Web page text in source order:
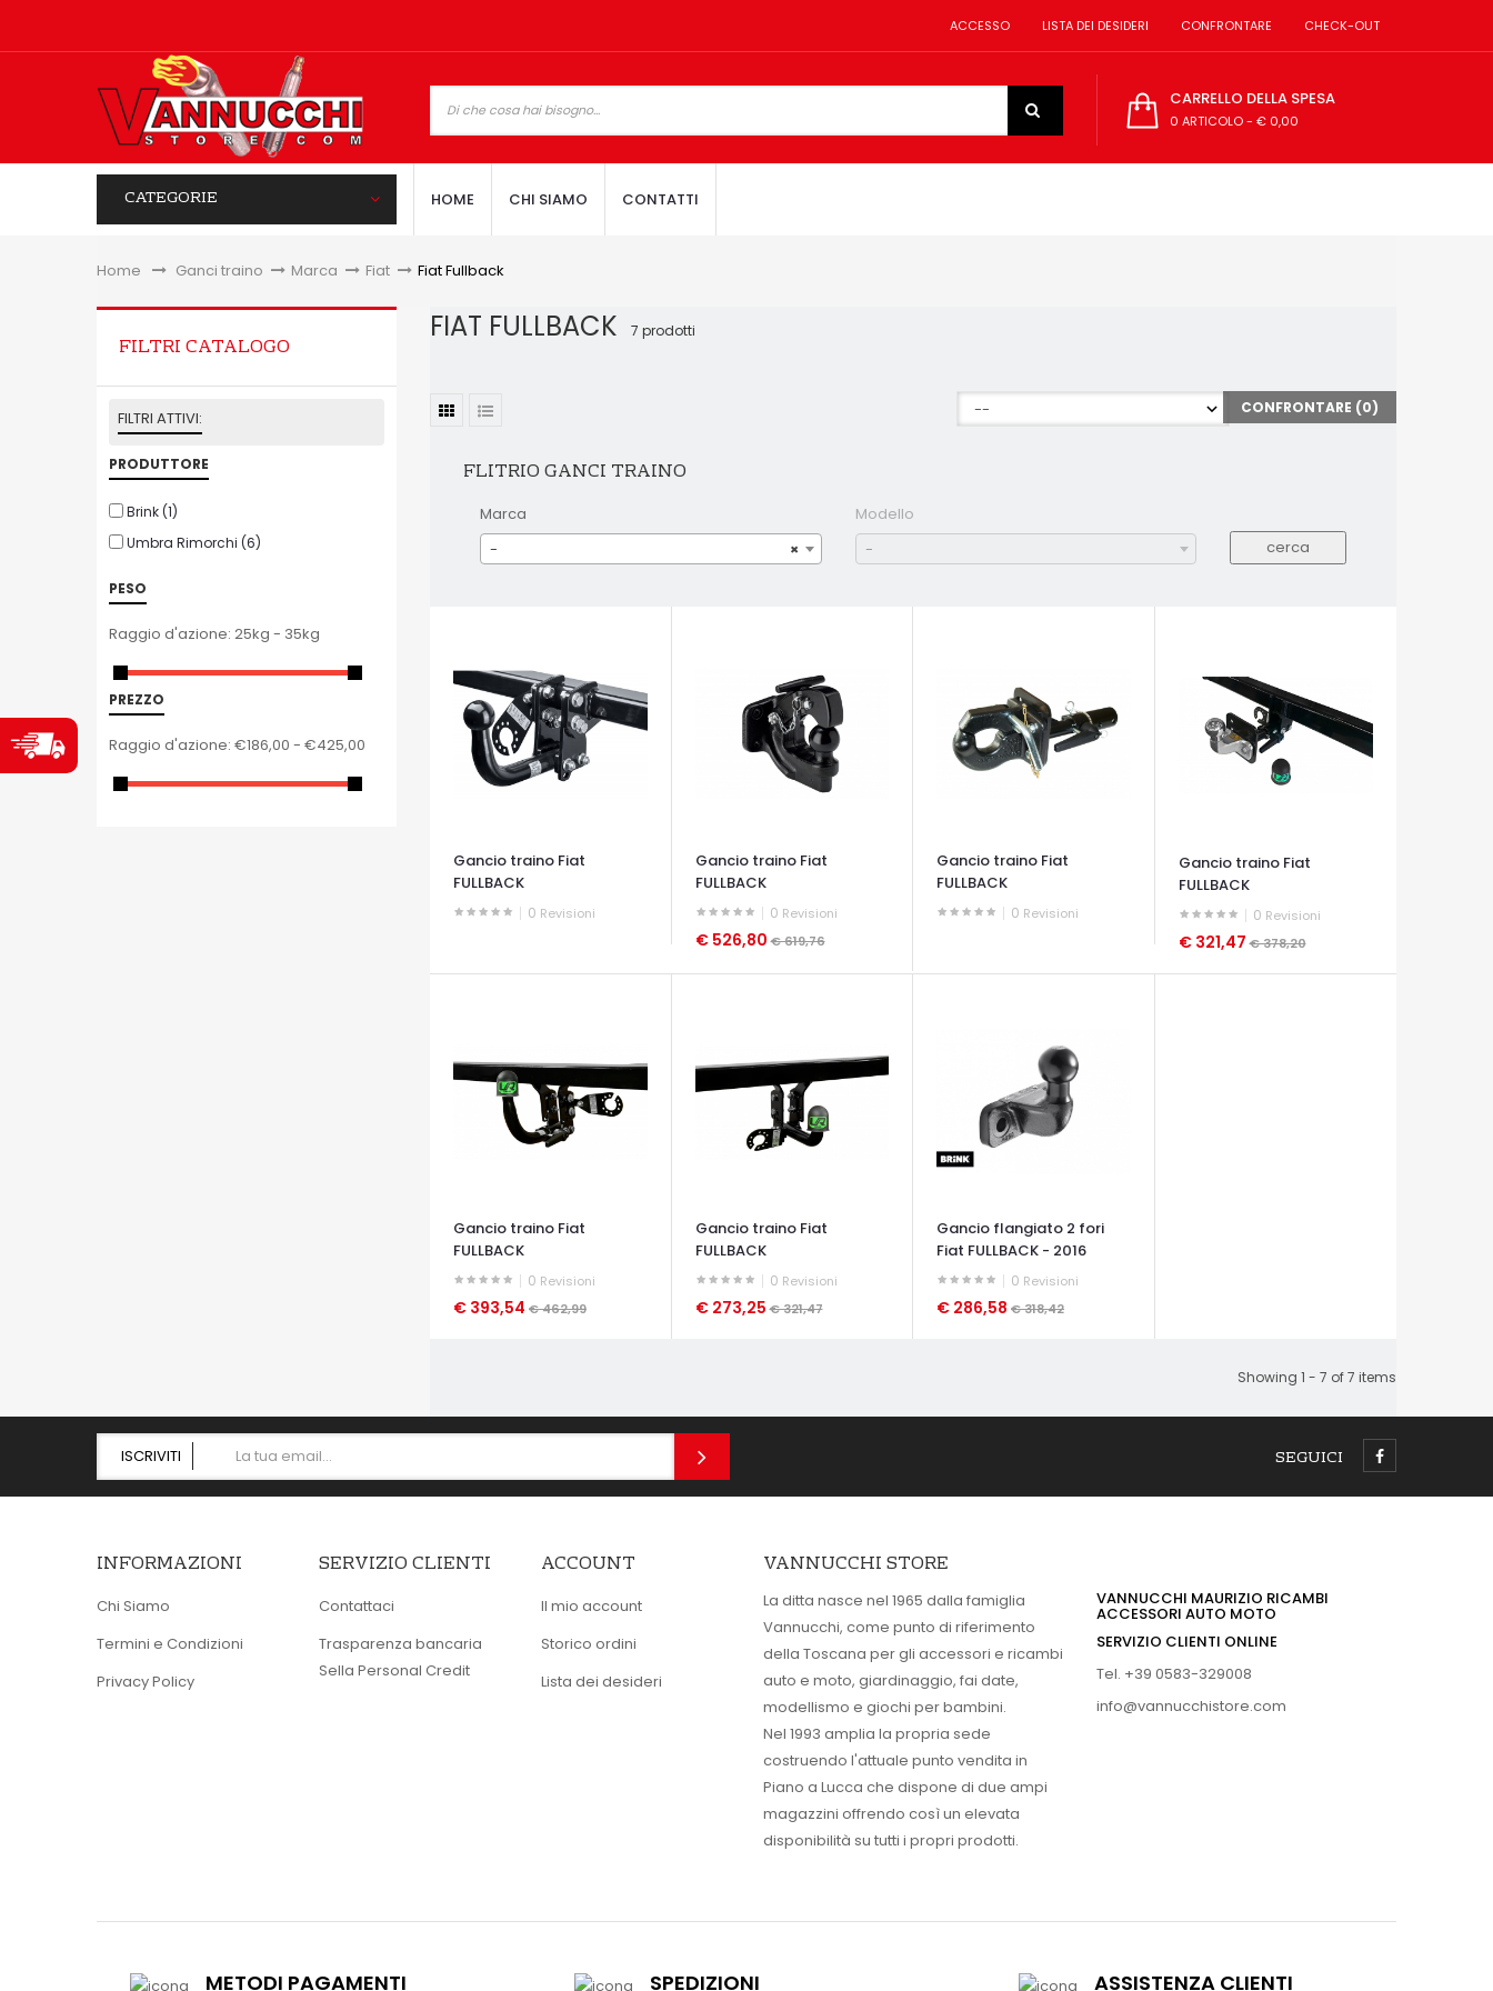
ACCESSO LISTA DEI DESIDERI CONFRONTARE CHECK-OUT
CARRELLO DELLA SPESA
0 ARTICOLO- € 0,00
CATEGORIE HOME CHI SIAMO CONTATTI
Home &gt;Ganci traino > Marca > Fiat > Fiat Fullback
FILTRI CATALOGO
FILTRI ATTIVI:
PRODUTTORE
Brink (1)
Umbra Rimorchi (6)
PESO
Raggio d'azione: 25kg - 35kg
PREZZO
Raggio d'azione: €186,00 - €425,00
FIAT FULLBACK 7 prodotti
CONFRONTARE (0)
FLITRIO GANCI TRAINO
Marca
×
-
Modello
-
Gancio traino Fiat
FULLBACK
0 Revisioni
Gancio traino Fiat
FULLBACK
0 Revisioni
€ 526,80€ 619,76
Gancio traino Fiat
FULLBACK
0 Revisioni
Gancio traino Fiat
FULLBACK
0 Revisioni
€ 321,47€ 378,20
OCCHIATA VELOCE
Gancio traino Fiat
FULLBACK
0 Revisioni
€ 393,54 € 462,99
Gancio traino Fiat
FULLBACK
0 Revisioni
€ 273,25€ 321,47
Gancio flangiato 2 fori
Fiat FULLBACK - 2016
0 Revisioni
€ 286,58 € 318,42
Showing 1 - 7 of 7 items
ISCRIVITI SEGUICI
INFORMAZIONI
Chi Siamo
Termini e Condizioni
Privacy Policy
SERVIZIO CLIENTI
Contattaci
Trasparenza bancaria
Sella Personal Credit
ACCOUNT
Il mio account
Storico ordini
Lista dei desideri
VANNUCCHI STORE
La ditta nasce nel 1965 dalla famiglia
Vannucchi, come punto di riferimento
della Toscana per gli accessori e ricambi
auto e moto, giardinaggio, fai date,
modellismo e giochi per bambini.
Nel 1993 amplia la propria sede
costruendo l'attuale punto vendita in
Piano a Lucca che dispone di due ampi
magazzini offrendo così un elevata
disponibilità su tutti i propri prodotti.
VANNUCCHI MAURIZIO RICAMBI
ACCESSORI AUTO MOTO
SERVIZIO CLIENTI ONLINE
Tel. +39 0583-329008
info@vannucchistore.com
METODI PAGAMENTI SPEDIZIONI ASSISTENZA CLIENTI